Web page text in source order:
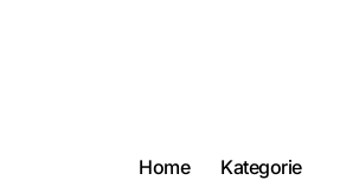
Home Kategorie